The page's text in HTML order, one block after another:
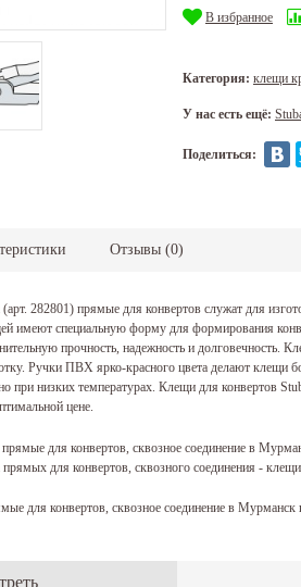
В избранное
Категория: клещи
У нас есть ещё:
Поделиться:
Отзывы (0)
282801) прямые для конвертов служат для
имеют специальную форму для формирования
прочность, надежность и долговечность.
Ручки ПВХ ярко-красного цвета делают клещи
при низких температурах. Клещи для конвертов
цене.
прямые для конвертов, сквозное соединение в
для конвертов, сквозного соединения -
для конвертов, сквозное соединение в Мурманск